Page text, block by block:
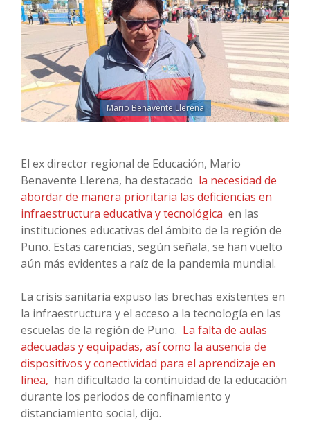
Mario Benavente Llerena
El ex director regional de Educación, Mario
Benavente Llerena, ha destacado la necesidad de
abordar de manera prioritaria las deficiencias en
infraestructura educativa y tecnológica en las
instituciones educativas del ámbito de la región de
Puno. Estas carencias, según señala, se han vuelto
aún más evidentes a raíz de la pandemia mundial.
La crisis sanitaria expuso las brechas existentes en
la infraestructura y el acceso a la tecnología en las
escuelas de la región de Puno. La falta de aulas
adecuadas y equipadas, así como la ausencia de
dispositivos y conectividad para el aprendizaje en
línea, han dificultado la continuidad de la educación
durante los periodos de confinamiento y
distanciamiento social, dijo.